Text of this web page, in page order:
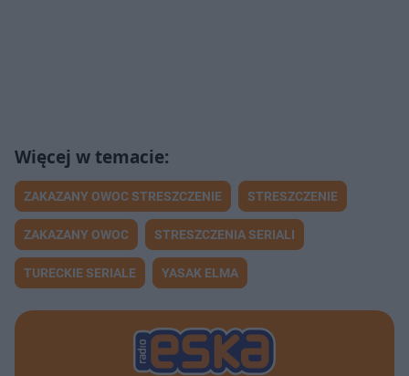
ZAKAZANY OWOC STRESZCZENIE STRESZCZENIE
ZAKAZANY OWOC STRESZCZENIA SERIALI
TURECKIE SERIALE YASAK ELMA